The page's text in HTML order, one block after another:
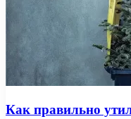
Как правильно